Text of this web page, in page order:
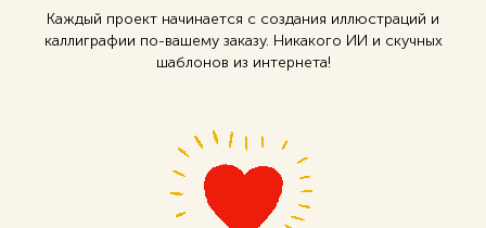
Каждый проект начинается с создания иллюстраций и
каллиграфии по-вашему заказу. Никакого ИИ и скучных
шаблонов из интернета!